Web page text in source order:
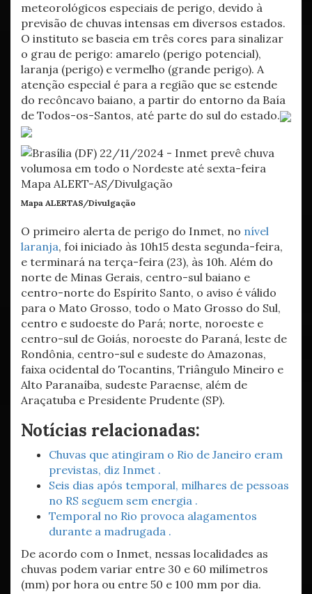
meteorológicos especiais de perigo, devido à
previsão de chuvas intensas em diversos estados.
O instituto se baseia em três cores para sinalizar
o grau de perigo: amarelo (perigo potencial),
laranja (perigo) e vermelho (grande perigo). A
atenção especial é para a região que se estende
do recôncavo baiano, a partir do entorno da Baía
de Todos-os-Santos, até parte do sul do estado.
Mapa ALERTAS/Divulgação
O primeiro alerta de perigo do Inmet, no nível
laranja, foi iniciado às 10h15 desta segunda-feira,
e terminará na terça-feira (23), às 10h. Além do
norte de Minas Gerais, centro-sul baiano e
centro-norte do Espírito Santo, o aviso é válido
para o Mato Grosso, todo o Mato Grosso do Sul,
centro e sudoeste do Pará; norte, noroeste e
centro-sul de Goiás, noroeste do Paraná, leste de
Rondônia, centro-sul e sudeste do Amazonas,
faixa ocidental do Tocantins, Triângulo Mineiro e
Alto Paranaíba, sudeste Paraense, além de
Araçatuba e Presidente Prudente (SP).
Notícias relacionadas:
Chuvas que atingiram o Rio de Janeiro eram
previstas, diz Inmet .
Seis dias após temporal, milhares de pessoas
no RS seguem sem energia .
Temporal no Rio provoca alagamentos
durante a madrugada .
De acordo com o Inmet, nessas localidades as
chuvas podem variar entre 30 e 60 milímetros
(mm) por hora ou entre 50 e 100 mm por dia.